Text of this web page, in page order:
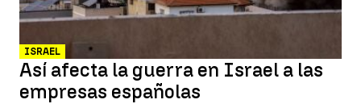
ISRAEL
Así afecta la guerra en Israel a las
empresas españolas